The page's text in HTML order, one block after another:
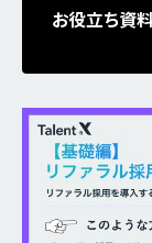
お役立ち資